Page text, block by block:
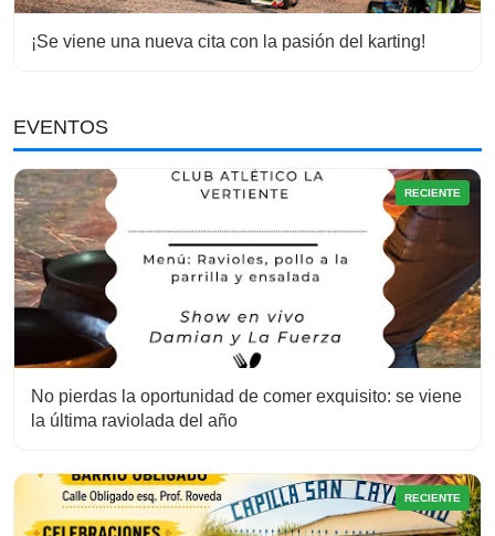
¡Se viene una nueva cita con la pasión del karting!
EVENTOS
RECIENTE
No pierdas la oportunidad de comer exquisito: se viene
la última raviolada del año
RECIENTE